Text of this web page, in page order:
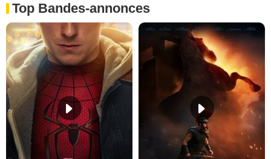
Top Bandes-annonces